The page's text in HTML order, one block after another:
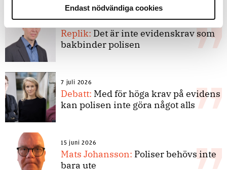
Endast nödvändiga cookies
8 juli 2026
Replik: Det är inte evidenskrav som
bakbinder polisen
7 juli 2026
Debatt: Med för höga krav på evidens
kan polisen inte göra något alls
15 juni 2026
Mats Johansson: Poliser behövs inte
bara ute